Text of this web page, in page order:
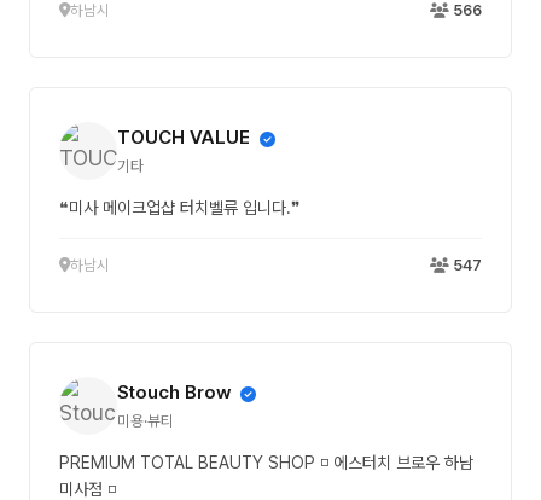
하남시 566
TOUCH VALUE
기타
❝미사 메이크업샵 터치벨류 입니다.❞
하남시 547
Stouch Brow
미용·뷰티
PREMIUM TOTAL BEAUTY SHOP ◽ 에스터치 브로우 하남
미사점 ◽